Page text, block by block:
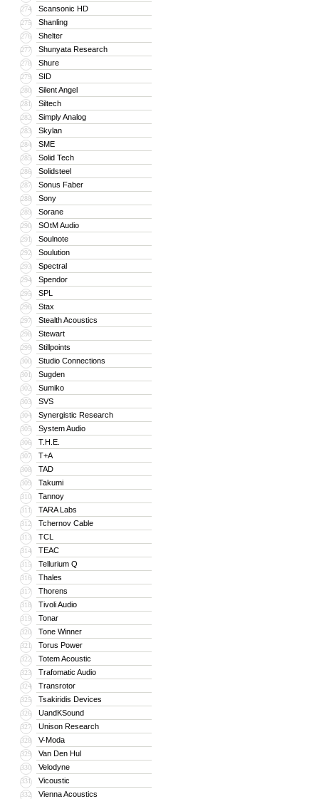
274 Scansonic HD
275 Shanling
276 Shelter
277 Shunyata Research
278 Shure
279 SID
280 Silent Angel
281 Siltech
282 Simply Analog
283 Skylan
284 SME
285 Solid Tech
286 Solidsteel
287 Sonus Faber
288 Sony
289 Sorane
290 SOtM Audio
291 Soulnote
292 Soulution
293 Spectral
294 Spendor
295 SPL
296 Stax
297 Stealth Acoustics
298 Stewart
299 Stillpoints
300 Studio Connections
301 Sugden
302 Sumiko
303 SVS
304 Synergistic Research
305 System Audio
306 T.H.E.
307 T+A
308 TAD
309 Takumi
310 Tannoy
311 TARA Labs
312 Tchernov Cable
313 TCL
314 TEAC
315 Tellurium Q
316 Thales
317 Thorens
318 Tivoli Audio
319 Tonar
320 Tone Winner
321 Torus Power
322 Totem Acoustic
323 Trafomatic Audio
324 Transrotor
325 Tsakiridis Devices
326 UandKSound
327 Unison Research
328 V-Moda
329 Van Den Hul
330 Velodyne
331 Vicoustic
332 Vienna Acoustics